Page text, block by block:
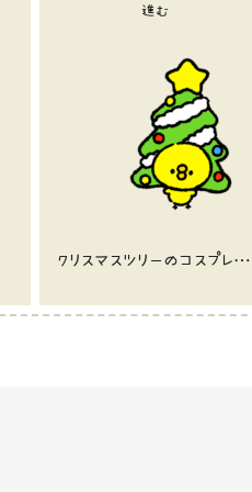
進む
クリスマスツリーのコスプレをしたひよこ